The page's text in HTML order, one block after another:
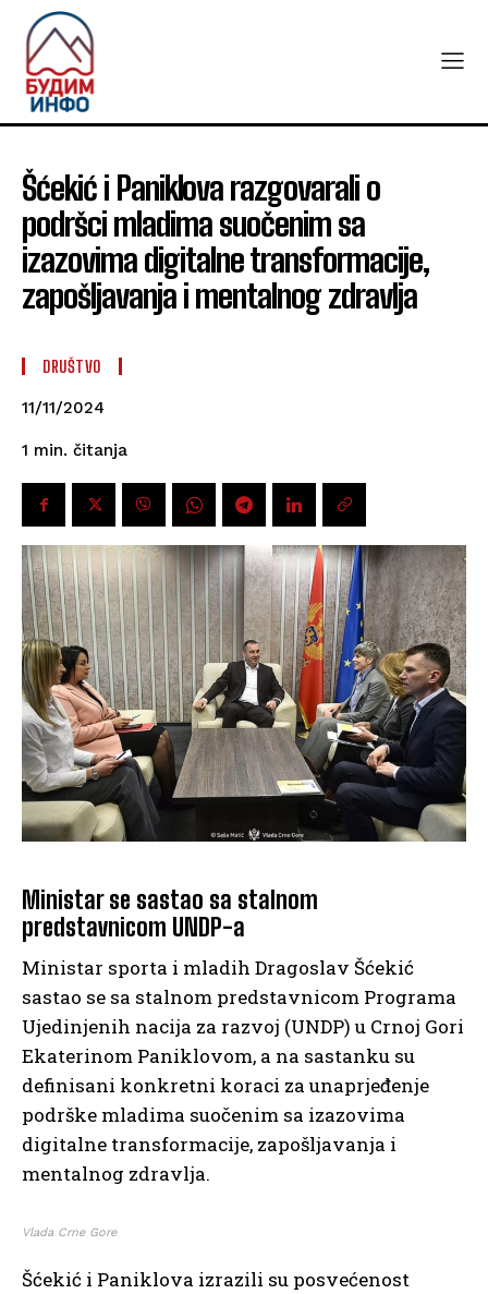
Šćekić i Paniklova razgovarali o
podršci mladima suočenim sa
izazovima digitalne transformacije,
zapošljavanja i mentalnog zdravlja
DRUŠTVO
11/11/2024
1 min. čitanja
Ministar se sastao sa stalnom
predstavnicom UNDP-a
Ministar sporta i mladih Dragoslav Šćekić
sastao se sa stalnom predstavnicom Programa
Ujedinjenih nacija za razvoj (UNDP) u Crnoj Gori
Ekaterinom Paniklovom, a na sastanku su
definisani konkretni koraci za unaprjeđenje
podrške mladima suočenim sa izazovima
digitalne transformacije, zapošljavanja i
mentalnog zdravlja.
Vlada Crne Gore
Šćekić i Paniklova izrazili su posvećenost